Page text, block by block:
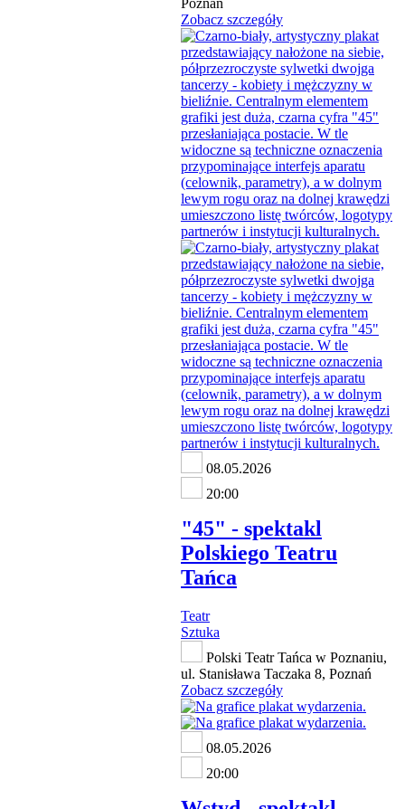
Poznań
Zobacz szczegóły
08.05.2026
20:00
"45" - spektakl
Polskiego Teatru
Tańca
Teatr
Sztuka
Polski Teatr Tańca w Poznaniu,
ul. Stanisława Taczaka 8, Poznań
Zobacz szczegóły
08.05.2026
20:00